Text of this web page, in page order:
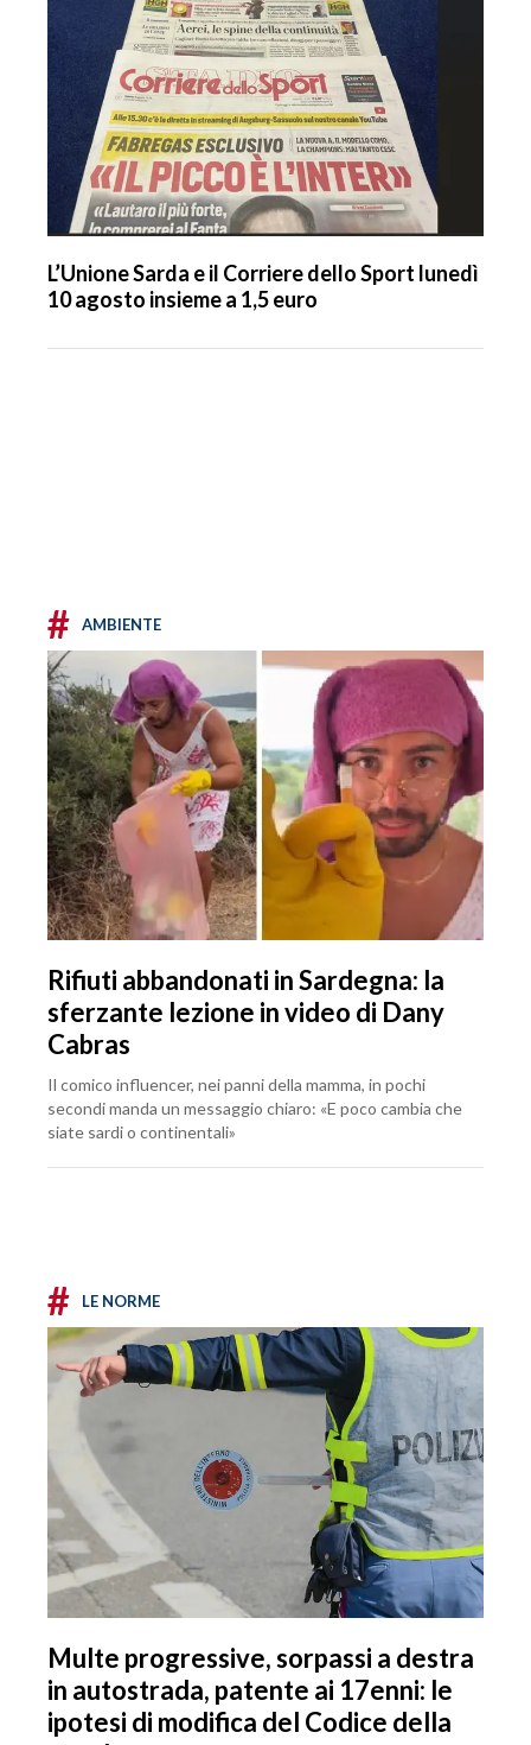
L’Unione Sarda e il Corriere dello Sport lunedì
10 agosto insieme a 1,5 euro
# AMBIENTE
Rifiuti abbandonati in Sardegna: la
sferzante lezione in video di Dany
Cabras
Il comico influencer, nei panni della mamma, in pochi
secondi manda un messaggio chiaro: «E poco cambia che
siate sardi o continentali»
# LE NORME
Multe progressive, sorpassi a destra
in autostrada, patente ai 17enni: le
ipotesi di modifica del Codice della